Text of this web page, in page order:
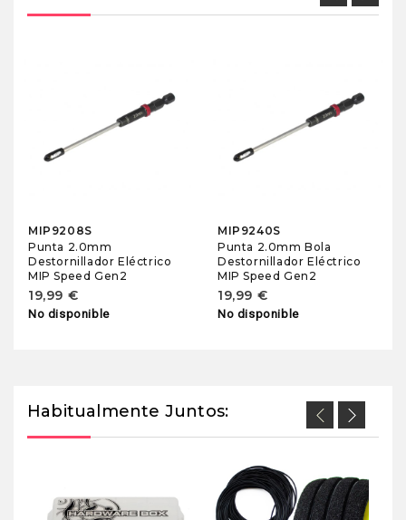
MIP9208S
Punta 2.0mm
Destornillador Eléctrico
MIP Speed Gen2
19,99 €
No disponible
MIP9240S
Punta 2.0mm Bola
Destornillador Eléctrico
MIP Speed Gen2
19,99 €
No disponible
Habitualmente Juntos: